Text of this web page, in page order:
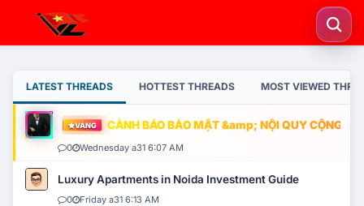
LATEST THREADS HOTTEST THREADS MOST VIEWED
VÀNG CẢNH BÁO BẢO MẬT &amp; NỘI QUY CỘNG
0 Wednesday a31 6:07 AM
Luxury Apartments in Noida Investment Guide
0 Friday a31 6:13 AM